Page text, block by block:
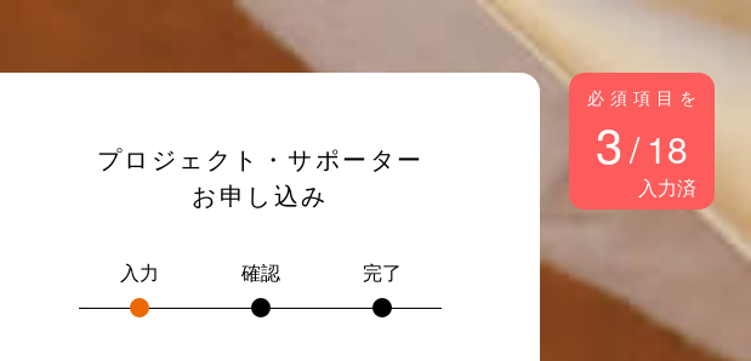
プロジェクト・サポーター
お申し込み
入力 確認 完了
必須項目を
3/ 18
入力済